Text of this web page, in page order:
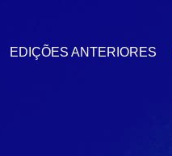
EDIÇÕES ANTERIORES